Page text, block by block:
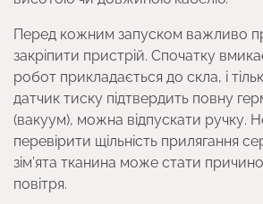
Перед кожним запуском важливо
закріпити пристрій. Спочатку
робот прикладається до скла, і
датчик тиску підтвердить повну
(вакуум), можна відпускати ручку.
перевірити щільність прилягання
зім’ята тканина може стати
повітря.